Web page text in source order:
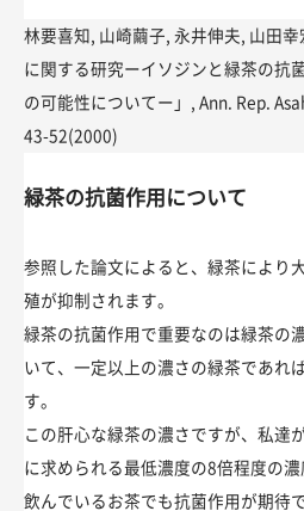
林要喜知, 山崎繭子, 永井伸夫, 山田
に関する研究ーイソジンと緑茶の抗
の可能性についてー」, Ann. Rep.
43-52(2000)
緑茶の抗菌作用について
参照した論文によると、緑茶により
殖が抑制されます。
緑茶の抗菌作用で重要なのは緑茶の
いて、一定以上の濃さの緑茶であれ
す。
この肝心な緑茶の濃さですが、私達
に求められる最低濃度の8倍程度の
飲んでいるお茶でも抗菌作用が期待